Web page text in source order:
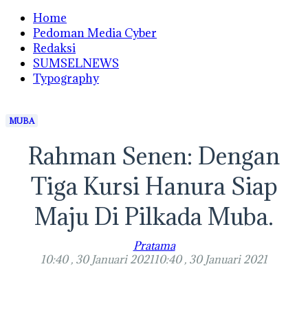
Home
Pedoman Media Cyber
Redaksi
SUMSELNEWS
Typography
MUBA
Rahman Senen: Dengan
Tiga Kursi Hanura Siap
Maju Di Pilkada Muba.
Pratama
10:40 , 30 Januari 202110:40 , 30 Januari 2021